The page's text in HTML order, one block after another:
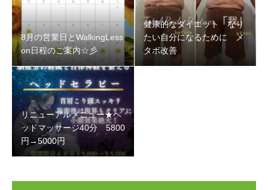
8月の営業日とWalkingLess
on日程のご案内☆彡
健康的なダイエット なり
たい自分になるために メ
タボ改善
リニューアルメニュー★ヘ
ッドマッサージ40分 5800
円→5000円